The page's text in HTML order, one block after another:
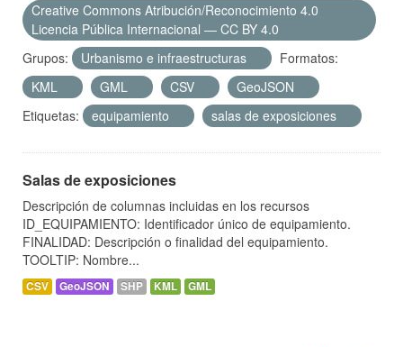
Creative Commons Atribución/Reconocimiento 4.0
Licencia Pública Internacional — CC BY 4.0
Grupos:
Urbanismo e infraestructuras
Formatos:
KML
GML CSV
GeoJSON
Etiquetas:
equipamiento salas de exposiciones
Salas de exposiciones
Descripción de columnas incluidas en los recursos
ID_EQUIPAMIENTO: Identificador único de equipamiento.
FINALIDAD: Descripción o finalidad del equipamiento.
TOOLTIP: Nombre...
CSV GeoJSON SHP KML GML